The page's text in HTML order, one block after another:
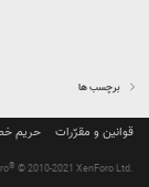
برچسب ها
قوانین و مقرّرات حریم
® © 2010-2021 XenForo Ltd.